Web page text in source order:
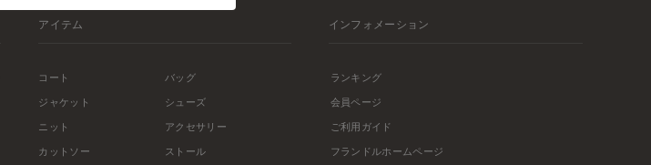
アイテム
コート
ジャケット
ニット
カットソー
バッグ
シューズ
アクセサリー
ストール
インフォメーション
ランキング
会員ページ
ご利用ガイド
フランドルホームページ